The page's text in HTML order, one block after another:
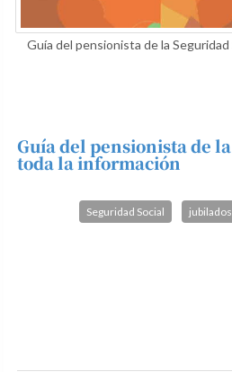
Guía del pensionista de la
Guía del pensionista de
toda la información
Seguridad Social jubilados